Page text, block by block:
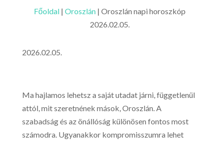
Főoldal |Oroszlán |Oroszlán napi horoszkóp
2026.02.05.
2026.02.05.
Ma hajlamos lehetsz a saját utadat járni, függetlenül
attól, mit szeretnének mások, Oroszlán. A
szabadság és az önállóság különösen fontos most
számodra. Ugyanakkor kompromisszumra lehet